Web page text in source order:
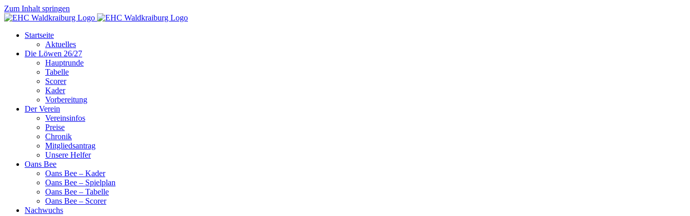
Zum Inhalt springen
Startseite
Aktuelles
Die Löwen 26/27
Hauptrunde
Tabelle
Scorer
Kader
Vorbereitung
Der Verein
Vereinsinfos
Preise
Chronik
Mitgliedsantrag
Unsere Helfer
Oans Bee
Oans Bee – Kader
Oans Bee – Spielplan
Oans Bee – Tabelle
Oans Bee – Scorer
Nachwuchs